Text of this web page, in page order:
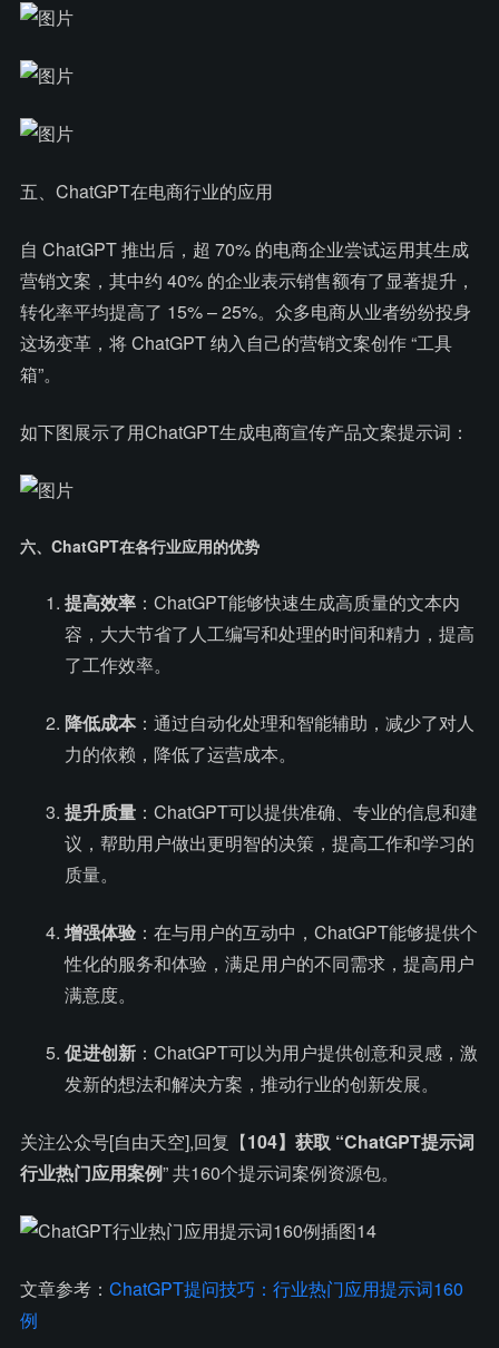
五、ChatGPT在电商行业的应用
自 ChatGPT 推出后，超 70% 的电商企业尝试运用其生成
营销文案，其中约 40% 的企业表示销售额有了显著提升，
转化率平均提高了 15% – 25%。众多电商从业者纷纷投身
这场变革，将 ChatGPT 纳入自己的营销文案创作 “工具
箱”。
如下图展示了用ChatGPT生成电商宣传产品文案提示词：
六、ChatGPT在各行业应用的优势
提高效率 ：ChatGPT能够快速生成高质量的文本内
容，大大节省了人工编写和处理的时间和精力，提高
了工作效率。
降低成本：通过自动化处理和智能辅助，减少了对人
力的依赖，降低了运营成本。
提升质量 ：ChatGPT可以提供准确、专业的信息和建
议，帮助用户做出更明智的决策，提高工作和学习的
质量。
增强体验 ：在与用户的互动中，ChatGPT能够提供个
性化的服务和体验，满足用户的不同需求，提高用户
满意度。
促进创新 ：ChatGPT可以为用户提供创意和灵感，激
发新的想法和解决方案，推动行业的创新发展。
关注公众号[自由天空],回复【104】获取 “ChatGPT提示词
行业热门应用案例” 共160个提示词案例资源包。
文章参考： ChatGPT提问技巧：行业热门应用提示词160
例